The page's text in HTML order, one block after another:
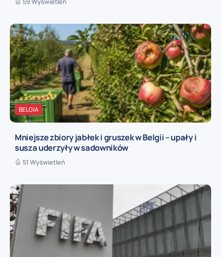
BELGIA
Mniejsze zbiory jabłek i gruszek w Belgii – upały i
susza uderzyły w sadowników
51 Wyświetleń